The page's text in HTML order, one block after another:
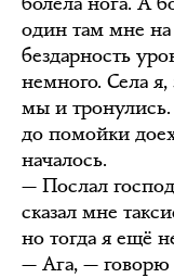
один там мне на
бездарность
немного. Села я,
мы и
до помойки
началось.
— Послал
сказал мне
но тогда я ещё
— Ага, — говорю